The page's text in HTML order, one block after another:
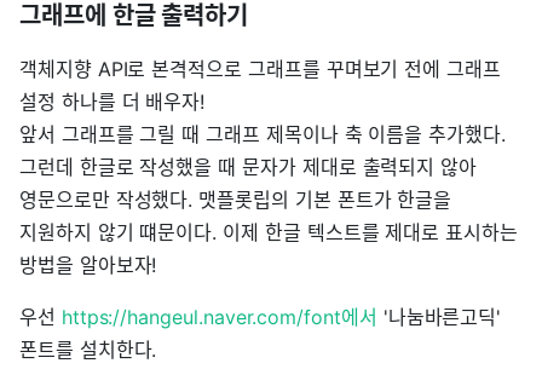
그래프에 한글 출력하기
객체지향 API로 본격적으로 그래프를 꾸며보기 전에 그래프
설정 하나를 더 배우자!
앞서 그래프를 그릴 때 그래프 제목이나 축 이름을 추가했다.
그런데 한글로 작성했을 때 문자가 제대로 출력되지 않아
영문으로만 작성했다. 맷플롯립의 기본 폰트가 한글을
지원하지 않기 떄문이다. 이제 한글 텍스트를 제대로 표시하는
방법을 알아보자!
우선 https://hangeul.naver.com/font에서 '나눔바른고딕'
폰트를 설치한다.